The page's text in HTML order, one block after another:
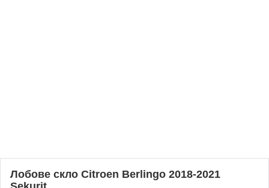
Лобове скло Citroen Berlingo 2018-2021